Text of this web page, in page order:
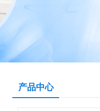
产品中心